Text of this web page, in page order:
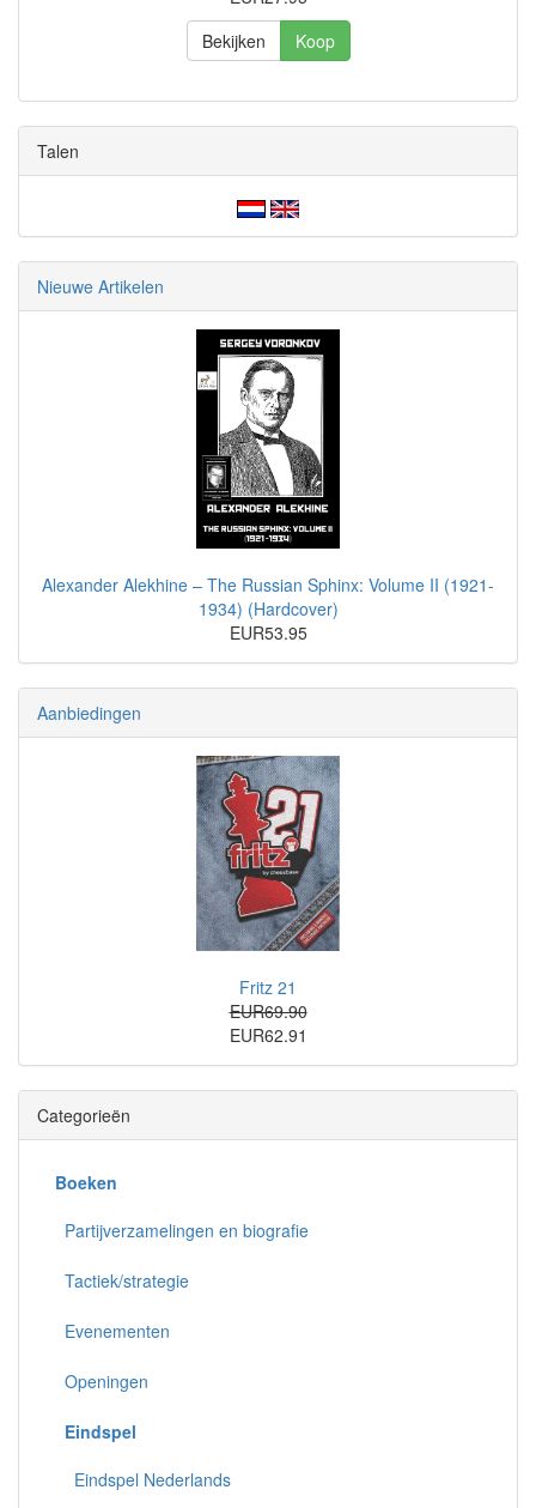
Bekijken
Koop
Talen
Nieuwe Artikelen
Alexander Alekhine – The Russian Sphinx: Volume II (1921-
1934) (Hardcover)
EUR53.95
Aanbiedingen
Fritz 21
EUR69.90
EUR62.91
Categorieën
Boeken
Partijverzamelingen en biografie
Tactiek/strategie
Evenementen
Openingen
Eindspel
Eindspel Nederlands